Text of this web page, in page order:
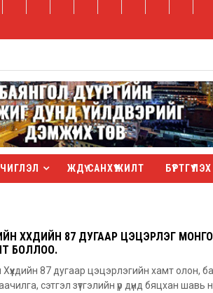
ЖДҮ САНХҮҮЖИЛТ БҮРТГҮҮЛЭХ
ХҮҮХДИЙН 87 ДУГААР ЦЭЦЭРЛЭГ
БОЛЛОО.
87 дугаар цэцэрлэгийн хамт олон,
сэтгэл зүтгэлийн үр дүнд бяцхан